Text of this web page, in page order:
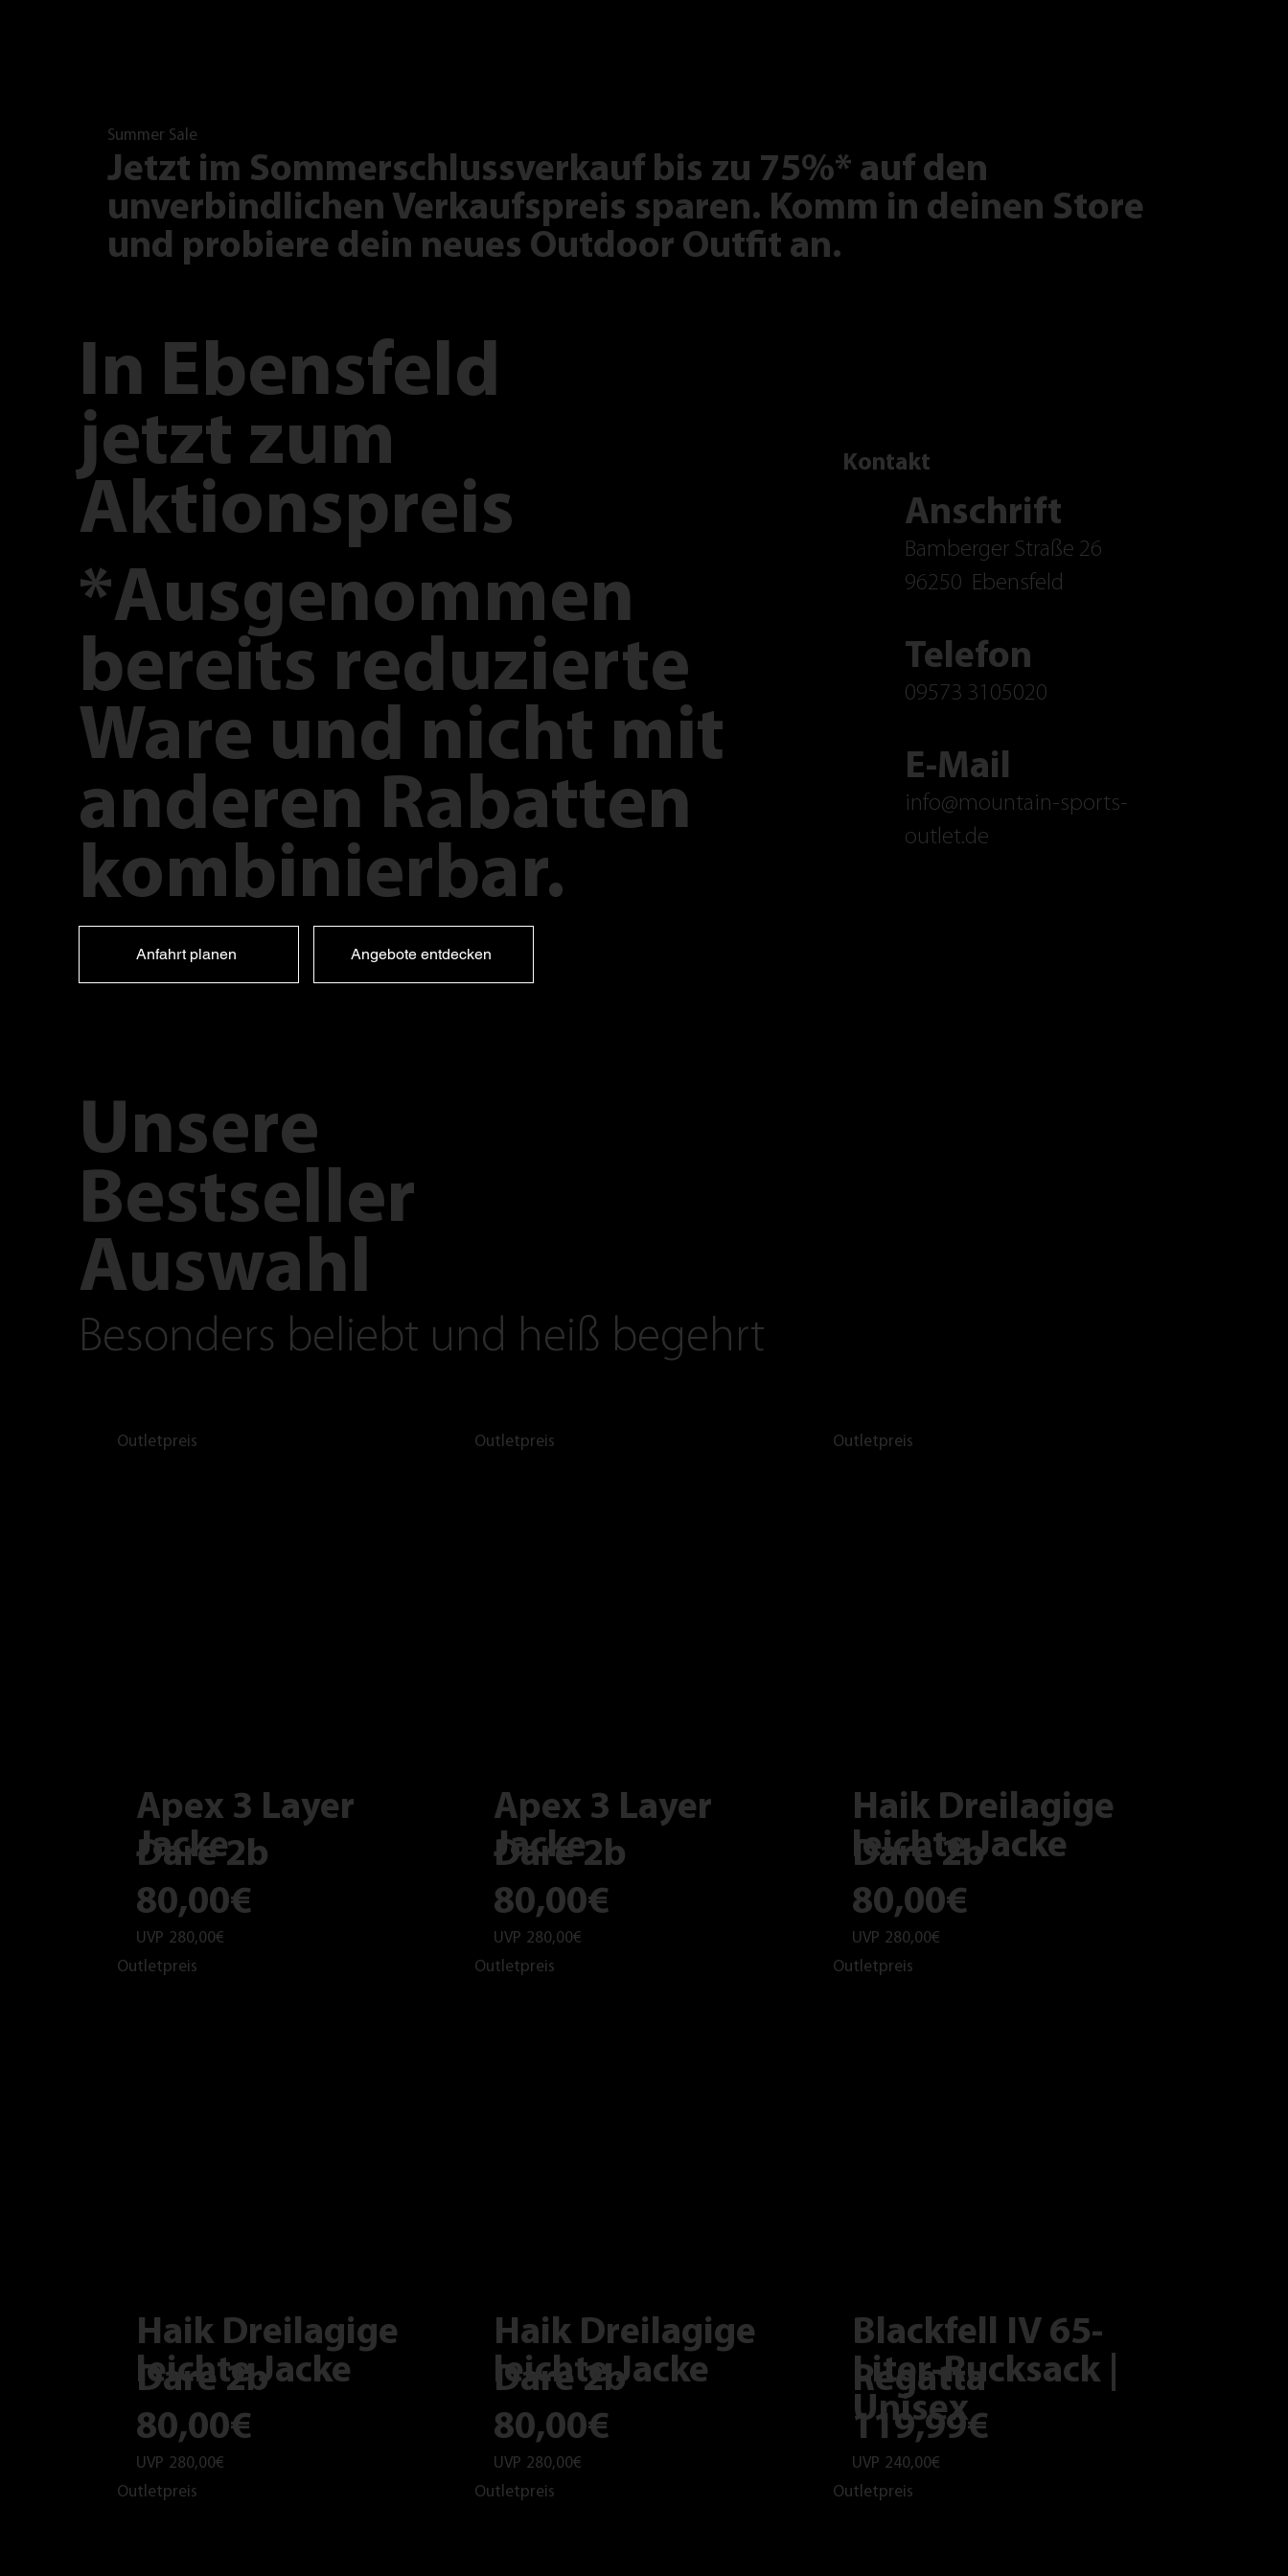
Apex 3 Layer
Jacke
Dare 2b
80,00€
UVP 280,00€
Outletpreis
Apex 3 Layer
Jacke
Dare 2b
80,00€
UVP 280,00€
Outletpreis
Haik Dreilagige
leichte Jacke
Dare 2b
80,00€
UVP 280,00€
Outletpreis
Haik Dreilagige
leichte Jacke
Dare 2b
80,00€
UVP 280,00€
Outletpreis
Haik Dreilagige
leichte Jacke
Dare 2b
80,00€
UVP 280,00€
Outletpreis
Blackfell IV 65-
Liter-Rucksack |
Unisex
Regatta
119,99€
UVP 240,00€
Outletpreis
Outletpreis Outletpreis Outletpreis
Bestseller
Auswahl
Unsere
Besonders beliebt und heiß begehrt
jetzt zum
Aktionspreis
In Ebensfeld
Angebote entdecken
Anfahrt planen
*Ausgenommen
bereits reduzierte
Ware und nicht mit
anderen Rabatten
kombinierbar.
Kontakt
09573 3105020
Telefon
info@mountain-sports-
outlet.de
E-Mail
Ebensfeld
96250
Bamberger Straße 26
Anschrift
Jetzt im Sommerschlussverkauf bis zu 75%* auf den
unverbindlichen Verkaufspreis sparen. Komm in deinen Store
und probiere dein neues Outdoor Outfit an.
Summer Sale